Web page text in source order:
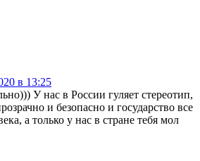
в 13:25
У нас в России гуляет стереотип,
и безопасно и государство все
а только у нас в стране тебя мол